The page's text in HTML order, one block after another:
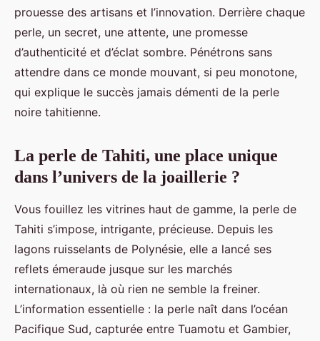
prouesse des artisans et l’innovation. Derrière chaque
perle, un secret, une attente, une promesse
d’authenticité et d’éclat sombre. Pénétrons sans
attendre dans ce monde mouvant, si peu monotone,
qui explique le succès jamais démenti de la perle
noire tahitienne.
La perle de Tahiti, une place unique
dans l’univers de la joaillerie ?
Vous fouillez les vitrines haut de gamme, la perle de
Tahiti s’impose, intrigante, précieuse. Depuis les
lagons ruisselants de Polynésie, elle a lancé ses
reflets émeraude jusque sur les marchés
internationaux, là où rien ne semble la freiner.
L’information essentielle : la perle naît dans l’océan
Pacifique Sud, capturée entre Tuamotu et Gambier,